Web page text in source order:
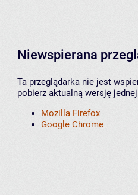
Niewspierana
Ta przeglądarka nie jest
pobierz aktualną wersję
Mozilla Firefox
Google Chrome